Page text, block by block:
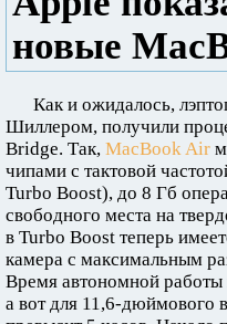
новые
Как и ожидалось,
Шиллером, получили
Bridge. Так, MacBook Air
чипами с тактовой
Turbo Boost), до 8 Гб
свободного места на
в Turbo Boost теперь
камера с максимальным
Время автономной работы
а вот для 11,6-дюймового